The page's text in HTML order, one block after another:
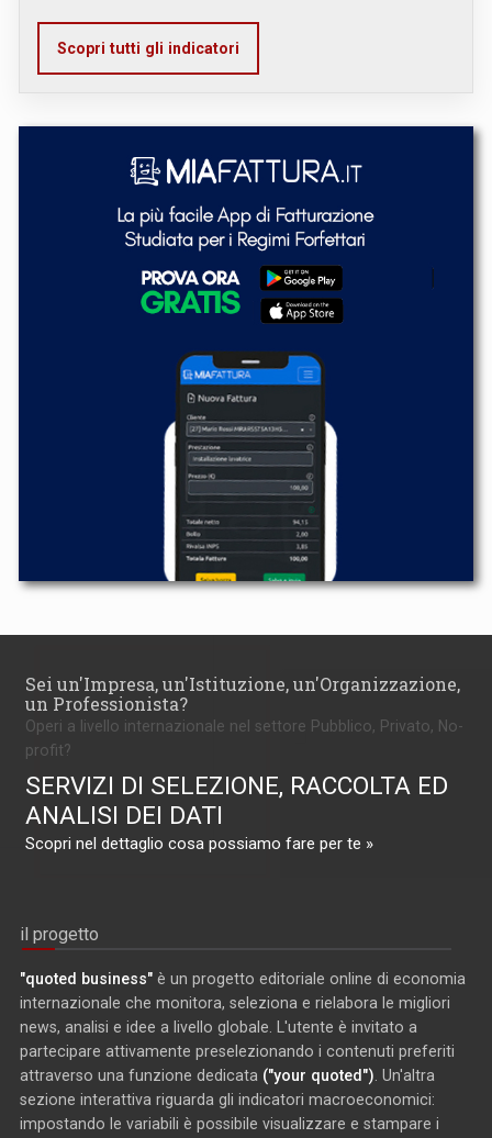
Scopri tutti gli indicatori
Sei un'Impresa, un'Istituzione, un'Organizzazione,
un Professionista?
Operi a livello internazionale nel settore Pubblico, Privato, No-
profit?
SERVIZI DI SELEZIONE, RACCOLTA ED
ANALISI DEI DATI
Scopri nel dettaglio cosa possiamo fare per te »
il progetto
"quoted business" è un progetto editoriale online di economia
internazionale che monitora, seleziona e rielabora le migliori
news, analisi e idee a livello globale. L'utente è invitato a
partecipare attivamente preselezionando i contenuti preferiti
attraverso una funzione dedicata ("your quoted"). Un'altra
sezione interattiva riguarda gli indicatori macroeconomici:
impostando le variabili è possibile visualizzare e stampare i